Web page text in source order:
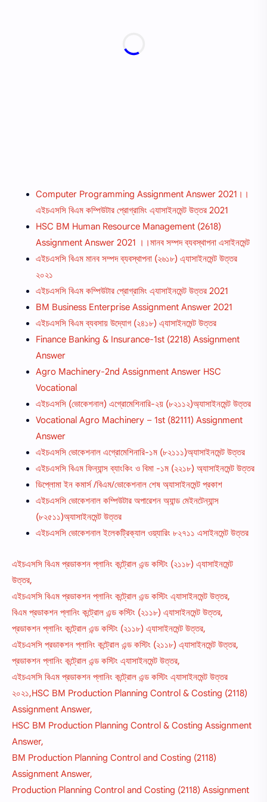
Computer Programming Assignment Answer 2021।।
এইচএসসি বিএম কম্পিউটার প্রোগ্রামিং এ্যাসাইনমেন্ট উত্তর 2021
HSC BM Human Resource Management (2618)
Assignment Answer 2021 ।।মানব সম্পদ ব্যবস্থাপনা এসাইনমেন্ট
এইচএসসি বিএম মানব সম্পদ ব্যবস্থাপনা (২৬১৮) এ্যাসাইনমেন্ট উত্তর
২০২১
এইচএসসি বিএম কম্পিউটার প্রোগ্রামিং এ্যাসাইনমেন্ট উত্তর 2021
BM Business Enterprise Assignment Answer 2021
এইচএসসি বিএম ব্যবসায় উদ্যোগ (২৪১৮) এ্যাসাইনমেন্ট উত্তর
Finance Banking & Insurance-1st (2218) Assignment
Answer
Agro Machinery-2nd Assignment Answer HSC
Vocational
এইচএসসি (ভোকেশনাল) এগ্রোমেশিনারি-২য় (৮২১১২)অ্যাসাইনমেন্ট উত্তর
Vocational Agro Machinery – 1st (82111) Assignment
Answer
এইচএসসি ভোকেশনাল এগ্রোমেশিনারি-১ম (৮২১১১)অ্যাসাইনমেন্ট উত্তর
এইচএসসি বিএম ফিন্যান্স ব্যাংকিং ও বিমা -১ম (২২১৮) অ্যাসাইনমেন্ট উত্তর
ডিপ্লোমা ইন কমার্স /বিএম/ভোকেশনাল শেষ অ্যাসাইনমেন্ট প্রকাশ
এইচএসসি ভোকেশনাল কম্পিউটার অপারেশন অ্যান্ড মেইনটেন্যান্স
(৮২৫১১)অ্যাসাইনমেন্ট উত্তর
এইচএসসি ভোকেশনাল ইলেকট্রিক্যাল ওয়্যারিং ৮২৭১১ এসাইনমেন্ট উত্তর
এইচএসসি বিএম প্রডাকশন প্লানিং কন্ট্রোল এন্ড কস্টিং (২১১৮) এ্যাসাইনমেন্ট
উত্তর,
এইচএসসি বিএম প্রডাকশন প্লানিং কন্ট্রোল এন্ড কস্টিং এ্যাসাইনমেন্ট উত্তর,
বিএম প্রডাকশন প্লানিং কন্ট্রোল এন্ড কস্টিং (২১১৮) এ্যাসাইনমেন্ট উত্তর,
প্রডাকশন প্লানিং কন্ট্রোল এন্ড কস্টিং (২১১৮) এ্যাসাইনমেন্ট উত্তর,
এইচএসসি প্রডাকশন প্লানিং কন্ট্রোল এন্ড কস্টিং (২১১৮) এ্যাসাইনমেন্ট উত্তর,
প্রডাকশন প্লানিং কন্ট্রোল এন্ড কস্টিং এ্যাসাইনমেন্ট উত্তর,
এইচএসসি বিএম প্রডাকশন প্লানিং কন্ট্রোল এন্ড কস্টিং এ্যাসাইনমেন্ট উত্তর
২০২১,HSC BM Production Planning Control & Costing (2118)
Assignment Answer,
HSC BM Production Planning Control & Costing Assignment
Answer,
BM Production Planning Control and Costing (2118)
Assignment Answer,
Production Planning Control and Costing (2118) Assignment